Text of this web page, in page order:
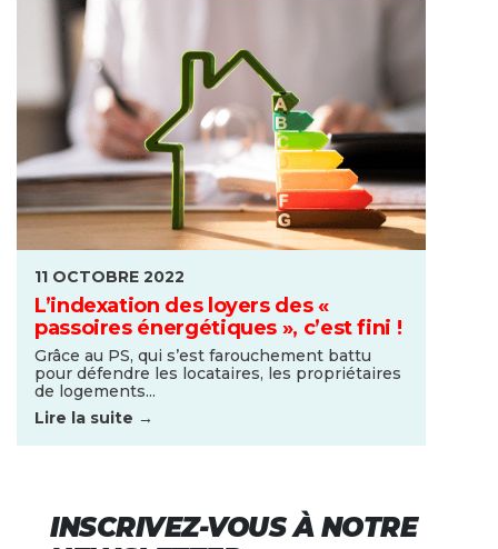
11 OCTOBRE 2022
L’indexation des loyers des «
passoires énergétiques », c’est fini !
Grâce au PS, qui s’est farouchement battu
pour défendre les locataires, les propriétaires
de logements...
Lire la suite →
INSCRIVEZ-VOUS À NOTRE